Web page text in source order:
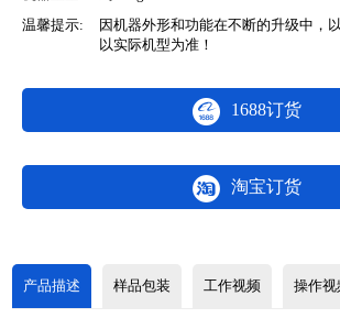
温馨提示:
因机器外形和功能在不断的升级中，
以实际机型为准！
1688订货
淘宝订货
产品描述 样品包装 工作视频 操作视